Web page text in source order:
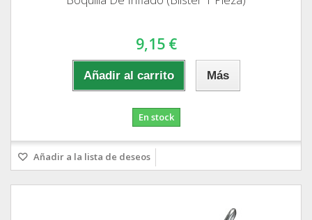
9,15 €
Añadir al carrito Más
En stock
Añadir a la lista de deseos